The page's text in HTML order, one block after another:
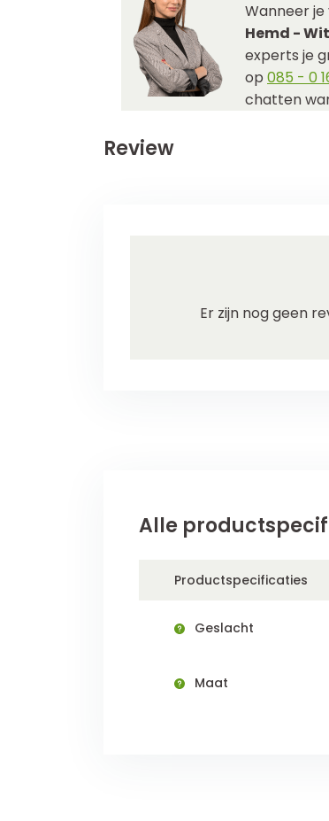
Wanneer
Hemd -
experts je
op 085 - 0
chatten
Review
Er zijn nog geen
Alle
Productspecificaties
Geslacht
Maat